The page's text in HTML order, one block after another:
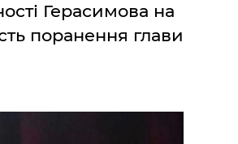
Герасимова на
поранення глави